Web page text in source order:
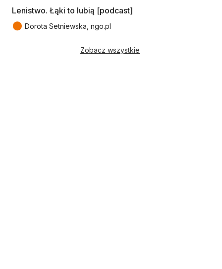
Lenistwo. Łąki to lubią [podcast]
● Dorota Setniewska, ngo.pl
Zobacz wszystkie